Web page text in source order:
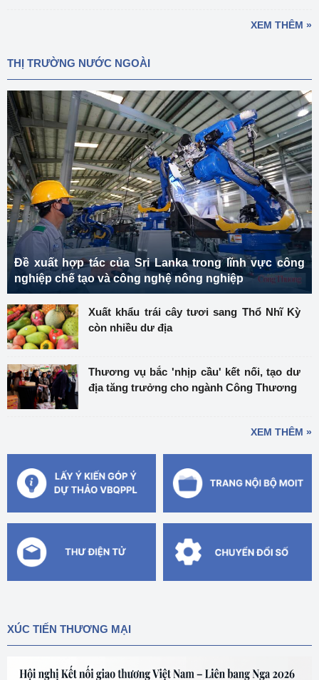
XEM THÊM »
THỊ TRƯỜNG NƯỚC NGOÀI
Đề xuất hợp tác của Sri Lanka trong lĩnh vực công
nghiệp chế tạo và công nghệ nông nghiệp
Xuất khẩu trái cây tươi sang Thổ Nhĩ Kỳ
còn nhiều dư địa
Thương vụ bắc 'nhịp cầu' kết nối, tạo dư
địa tăng trưởng cho ngành Công Thương
XEM THÊM »
XÚC TIẾN THƯƠNG MẠI